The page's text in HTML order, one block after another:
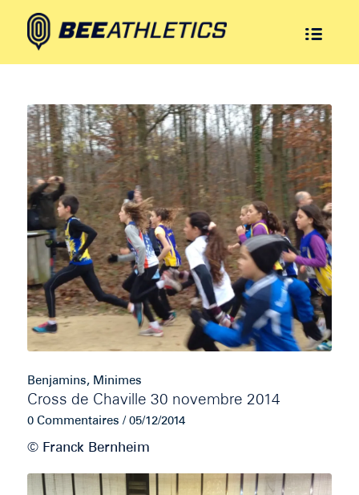
Benjamins, Minimes
Cross de Chaville 30 novembre 2014
0 Commentaires / 05/12/2014
© Franck Bernheim